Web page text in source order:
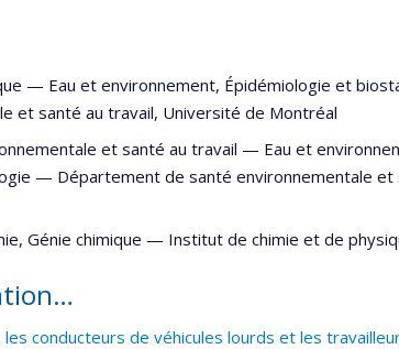
— Eau et environnement, Épidémiologie et
et santé au travail, Université de Montréal
et santé au travail — Eau et
— Département de santé environnementale
, Génie chimique — Institut de chimie et de
conducteurs de véhicules lourds et les